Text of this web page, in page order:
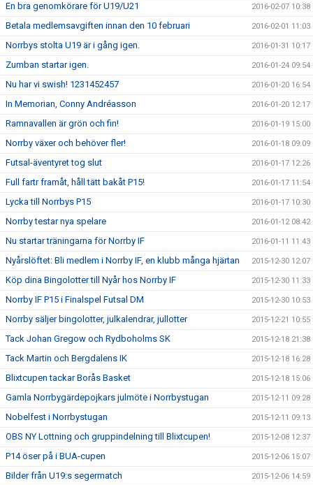
En bra genomkörare för U19/U21 2016-02-07 10:38
Betala medlemsavgiften innan den 10 februari 2016-02-01 11:03
Norrbys stolta U19 är i gång igen. 2016-01-31 10:17
Zumban startar igen. 2016-01-24 09:54
Nu har vi swish! 1231452457 2016-01-20 16:54
In Memorian, Conny Andréasson 2016-01-20 12:17
Ramnavallen är grön och fin! 2016-01-19 15:00
Norrby växer och behöver fler! 2016-01-18 09:09
Futsal-äventyret tog slut 2016-01-17 12:26
Full fartr framåt, håll tätt bakåt P15! 2016-01-17 11:54
Lycka till Norrbys P15 2016-01-17 10:30
Norrby testar nya spelare 2016-01-12 08:42
Nu startar träningarna för Norrby IF 2016-01-11 11:43
Nyårslöftet: Bli medlem i Norrby IF, en klubb många hjärtan 2015-12-30 12:07
Köp dina Bingolotter till Nyår hos Norrby IF 2015-12-30 11:33
Norrby IF P15 i Finalspel Futsal DM 2015-12-30 10:53
Norrby säljer bingolotter, julkalendrar, jullotter 2015-12-21 10:55
Tack Johan Gregow och Rydboholms SK 2015-12-18 21:38
Tack Martin och Bergdalens IK 2015-12-18 16:28
Blixtcupen tackar Borås Basket 2015-12-18 15:06
Gamla Norrbygärdepojkars julmöte i Norrbystugan 2015-12-11 09:28
Nobelfest i Norrbystugan 2015-12-11 09:13
OBS NY Lottning och gruppindelning till Blixtcupen! 2015-12-08 12:37
P14 öser på i BUA-cupen 2015-12-06 15:07
Bilder från U19:s segermatch 2015-12-06 14:59